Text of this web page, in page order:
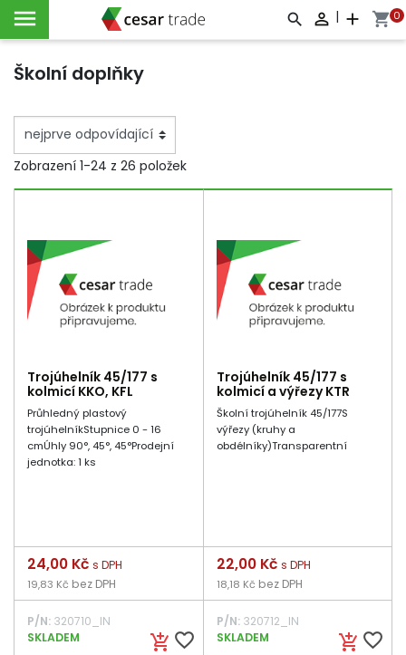
   | add shopping_cart0
Školní doplňky
Zobrazení 1-24 z 26 položek
Trojúhelník 45/177 s
kolmicí KKO, KFL
Průhledný plastový
trojúhelníkStupnice 0 - 16
cmÚhly 90°, 45°, 45°Prodejní
jednotka: 1 ks
add_shopping_cart favorite_border
Cena
24,00 Kč s DPH
19,83 Kč bez DPH
P/N: 320710_IN
SKLADEM
Trojúhelník 45/177 s
kolmicí a výřezy KTR
Školní trojúhelník 45/177S
výřezy (kruhy a
obdélníky)Transparentní
add_shopping_cart favorite_border
Cena
22,00 Kč s DPH
18,18 Kč bez DPH
P/N:320712_IN
SKLADEM